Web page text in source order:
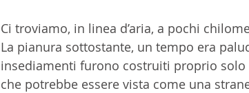
Ci troviamo, in linea d’aria, a pochi
La pianura sottostante, un tempo era
insediamenti furono costruiti proprio
che potrebbe essere vista come una